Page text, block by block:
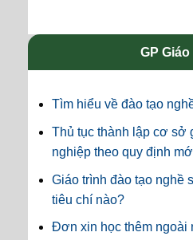
GP
Tìm hiểu về đào tạo
Thủ tục thành lập cơ sở
nghiệp theo quy định
Giáo trình đào tạo nghề
tiêu chí nào?
Đơn xin học thêm ngoài